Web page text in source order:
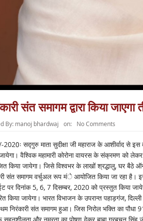
संत समागम द्वारा किया
By: manoj bhardwaj on: No Comments
2020ः सद्गुरु माता सुदीक्षा जी महाराज के आशीर्वाद से
वैश्विक महामारी कोरोना वायरस के संक्रमण को
किया जायेगा। जिसे विश्वभर के लाखों श्रद्धालु, घर बैठे
संत समागम वर्चुअल रूप मंे आयोजित किया जा रहा है।
पर दिनांक 5, 6, 7 दिसम्बर, 2020 को प्रस्तुत किया
किया जायेगा। भारत विभाजन के उपरान्त पहाड़गंज,
निरंकारी संत समागम हुआ। जिस निरोल भक्ति का पौधा